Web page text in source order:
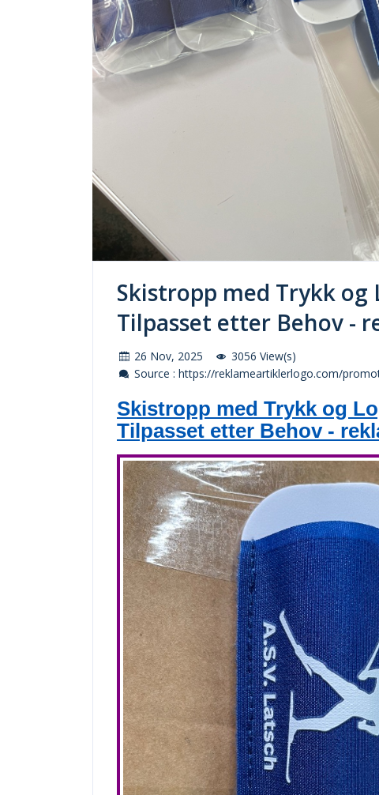
Skistropp med Trykk og
Tilpasset etter Behov -
26 Nov, 2025
3056 View(s)
Source : https://reklameartiklerlogo.com/
Skistropp med Trykk og
Tilpasset etter Behov -